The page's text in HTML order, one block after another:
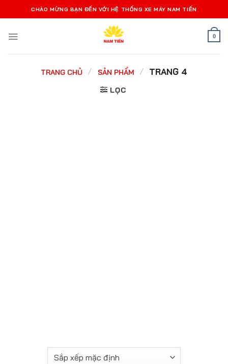
qua
dung
CHÀO MỪNG BẠN ĐẾN VỚI HỆ THỐNG XE MÁY NAM TIẾN
0
TRANG CHỦ / SẢN PHẨM / TRANG 4
LỌC